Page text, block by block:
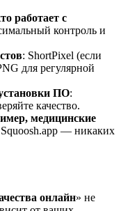
работает с
контроль и
: ShortPixel (если
для регулярной
ПО:
качество.
медицинские
Squoosh.app — никаких
онлайн» не